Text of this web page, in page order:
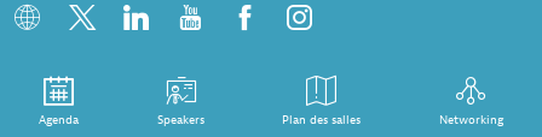
Agenda Speakers Plan des salles Networking